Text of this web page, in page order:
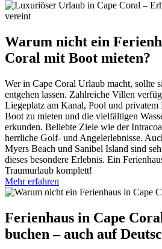
Warum nicht ein
Coral mit Boot mieten?
Wer in Cape Coral Urlaub macht, sollte
entgehen lassen. Zahlreiche Villen
Liegeplatz am Kanal, Pool und privatem
Boot zu mieten und die vielfältigen
erkunden. Beliebte Ziele wie der
herrliche Golf- und Angelerlebnisse.
Myers Beach und Sanibel Island sind
dieses besondere Erlebnis. Ein
Traumurlaub komplett!
Mehr erfahren
Ferienhaus in Cape
buchen – auch auf